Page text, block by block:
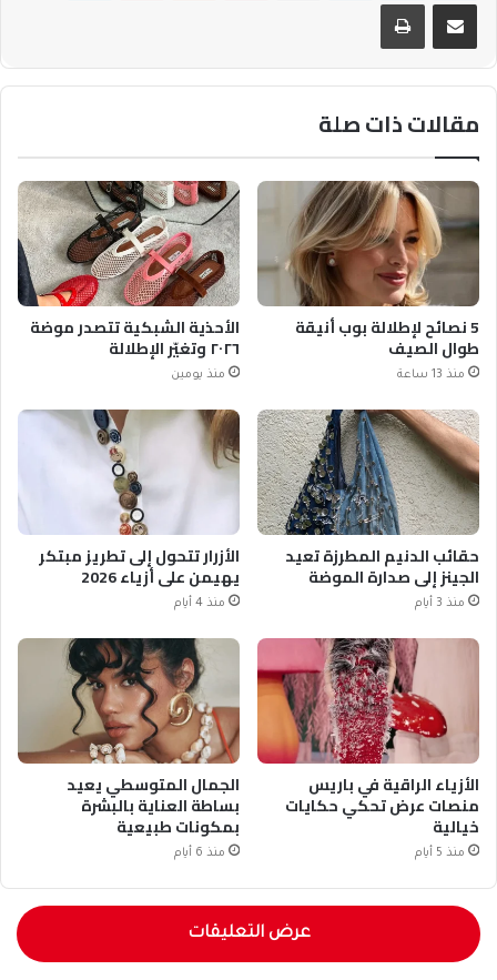
مشاركة عبر البريد طباعة
مقالات ذات صلة
5 نصائح لإطلالة بوب أنيقة
طوال الصيف
منذ 13 ساعة
الأحذية الشبكية تتصدر موضة
٢٠٢٦ وتغيّر الإطلالة
منذ يومين
حقائب الدنيم المطرزة تعيد
الجينز إلى صدارة الموضة
منذ 3 أيام
الأزرار تتحول إلى تطريز مبتكر
يهيمن على أزياء 2026
منذ 4 أيام
الأزياء الراقية في باريس
منصات عرض تحكي حكايات
خيالية
منذ 5 أيام
الجمال المتوسطي يعيد
بساطة العناية بالبشرة
بمكونات طبيعية
منذ 6 أيام
عرض التعليقات